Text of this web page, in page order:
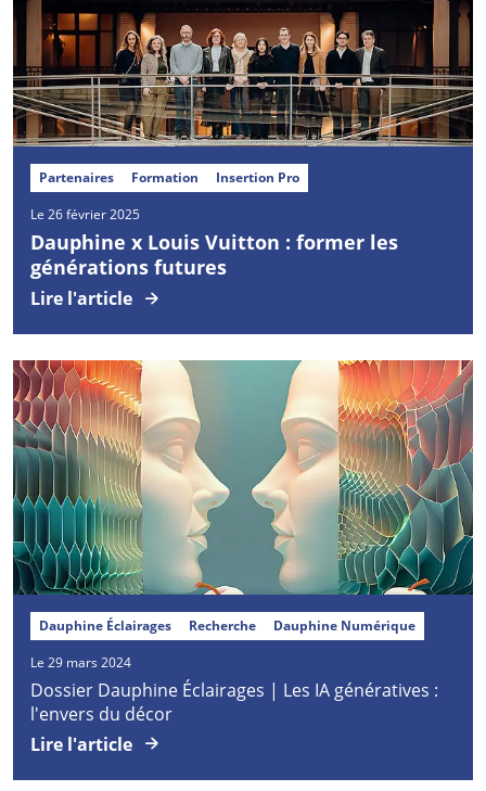
Partenaires Formation Insertion Pro
Le 26 février 2025
Dauphine x Louis Vuitton : former les
générations futures
Lire l'article
Dauphine Éclairages Recherche Dauphine Numérique
Le 29 mars 2024
Dossier Dauphine Éclairages | Les IA génératives :
l'envers du décor
Lire l'article